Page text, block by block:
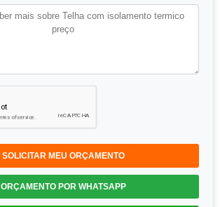
SOLICITAR MEU ORÇAMENTO
ORÇAMENTO POR WHATSAPP